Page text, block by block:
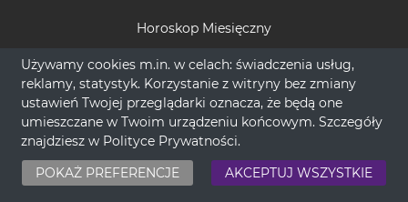
Horoskop Miesięczny
Magiczne Wrota Tarota
Tania Wróżka
Jasnowidz na telefon
Runy
SMS do wróżki
Używamy cookies m.in. w celach: świadczenia usług,
reklamy, statystyk. Korzystanie z witryny bez zmiany
ustawień Twojej przeglądarki oznacza, że będą one
umieszczane w Twoim urządzeniu końcowym. Szczegóły
znajdziesz w Polityce Prywatności.
POKAŻ PREFERENCJE
AKCEPTUJ WSZYSTKIE